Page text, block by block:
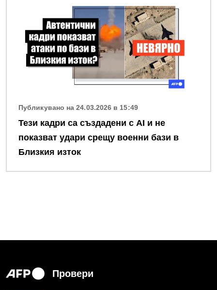
Публикувано на 24.03.2026 в 15:49
Тези кадри са създадени с AI и не
показват удари срещу военни бази в
Близкия изток
Провери